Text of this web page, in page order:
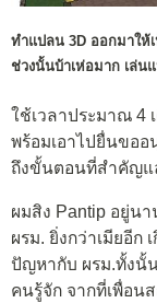
ทำแปลน 3D ออกมาให้
ช่วงนั้นบ้าเห่อมาก เล่น
ใช้เวลาประมาณ 4
พร้อมเอาไปยื่นขอ
ถึงขั้นตอนที่สำคัญแ
ผมสิง Pantip อยู่น
ผรม. ยิ่งกว่าเมียอีก
ปัญหากับ ผรม.ทั้งนั้
คนรู้จัก จากที่เพื่อน